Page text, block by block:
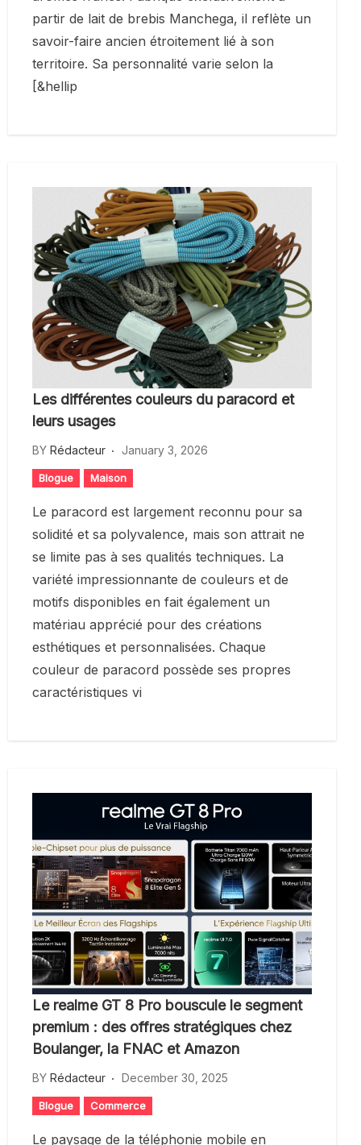
partir de lait de brebis Manchega, il reflète un
savoir-faire ancien étroitement lié à son
territoire. Sa personnalité varie selon la
[&hellip
Les différentes couleurs du paracord et
leurs usages
BY Rédacteur January 3, 2026
Blogue Maison
Le paracord est largement reconnu pour sa
solidité et sa polyvalence, mais son attrait ne
se limite pas à ses qualités techniques. La
variété impressionnante de couleurs et de
motifs disponibles en fait également un
matériau apprécié pour des créations
esthétiques et personnalisées. Chaque
couleur de paracord possède ses propres
caractéristiques vi
Le realme GT 8 Pro bouscule le segment
premium : des offres stratégiques chez
Boulanger, la FNAC et Amazon
BY Rédacteur December 30, 2025
Blogue Commerce
Le paysage de la téléphonie mobile en